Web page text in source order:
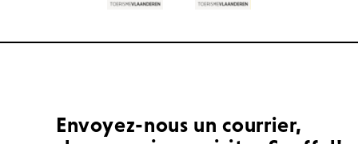
Envoyez-nous un courrier,